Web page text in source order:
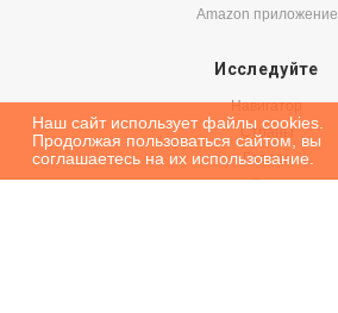
Amazon приложение
Исследуйте
Навигатор
Страны
Города
Блог
Наш сайт использует файлы cookies.
Продолжая пользоваться сайтом, вы
соглашаетесь на их использование.